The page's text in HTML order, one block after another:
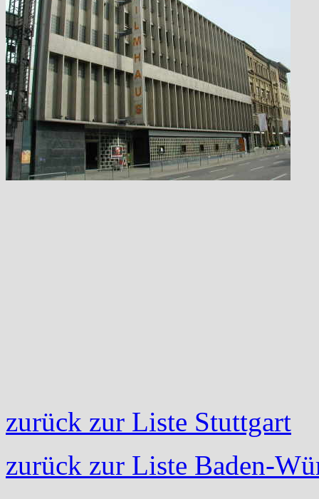
zurück zur Liste Stuttgart
zurück zur Liste Baden-